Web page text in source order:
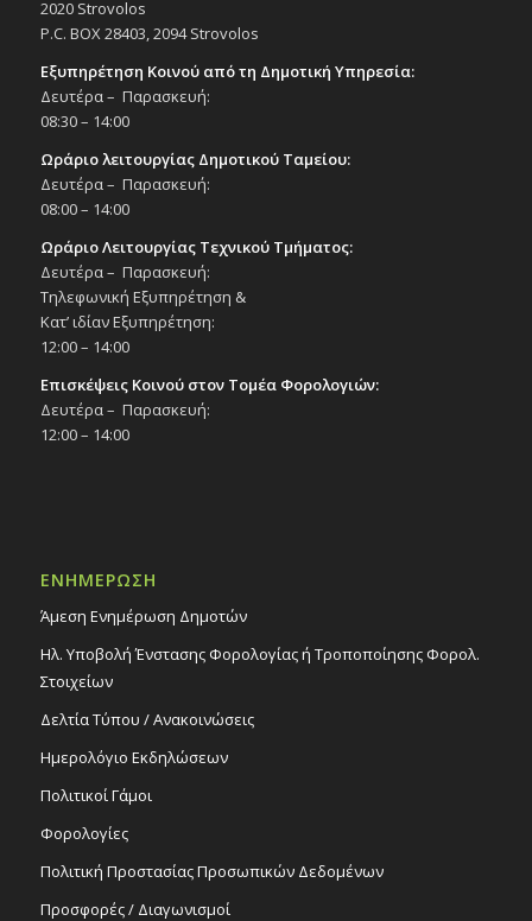
7/7/25
Εκδηλώσεις στο Δημοτικό Θέατρο
ΙΟΥΛ
9/7/25
Εκδηλώσεις στο Δημοτικό Θέατρο
ΙΟΥΛ
9
Χορευτική παράσταση «11 χρόνια χορού»,
9/7/25
20:00
ΙΟΥΛ
10
ΙΟΥΛ
11 Τελική γιορτή νηπιαγωγείου, 11/7/25
19:15
ΙΟΥΛ
12
12/7/25
19:30
2020 Strovolos
P.C. BOX 28403, 2094 Strovolos
Εξυπηρέτηση Κοινού από τη Δημοτική Υπηρεσία:
Δευτέρα – Παρασκευή:
08:30 – 14:00
Ωράριο λειτουργίας Δημοτικού Ταμείου:
Δευτέρα – Παρασκευή:
08:00 – 14:00
Ωράριο Λειτουργίας Τεχνικού Τμήματος:
Δευτέρα – Παρασκευή:
Τηλεφωνική Εξυπηρέτηση &
Κατ’ ιδίαν Εξυπηρέτηση:
12:00 – 14:00
Επισκέψεις Κοινού στον Τομέα Φορολογιών:
Δευτέρα – Παρασκευή:
12:00 – 14:00
ΕΝΗΜΕΡΩΣΗ
Άμεση Ενημέρωση Δημοτών
Ηλ. Υποβολή Ένστασης Φορολογίας ή Τροποποίησης Φορολ.
Στοιχείων
Δελτία Τύπου / Ανακοινώσεις
Ημερολόγιο Εκδηλώσεων
Πολιτικοί Γάμοι
Φορολογίες
Πολιτική Προστασίας Προσωπικών Δεδομένων
Προσφορές / Διαγωνισμοί